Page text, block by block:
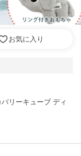
お気に入り
リーキューブ ディ